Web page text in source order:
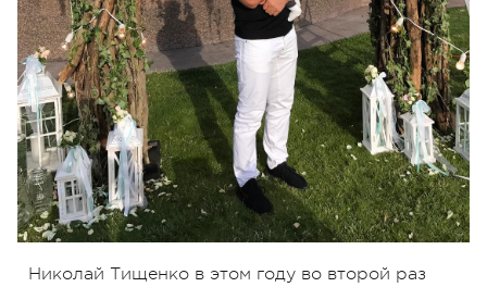
Николай Тищенко в этом году во второй раз